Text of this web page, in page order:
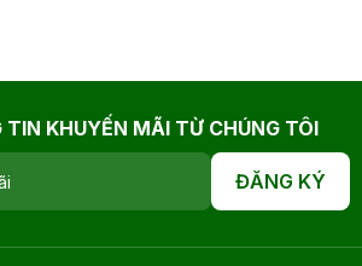
KHUYẾN MÃI TỪ CHÚNG TÔI
ĐĂNG KÝ